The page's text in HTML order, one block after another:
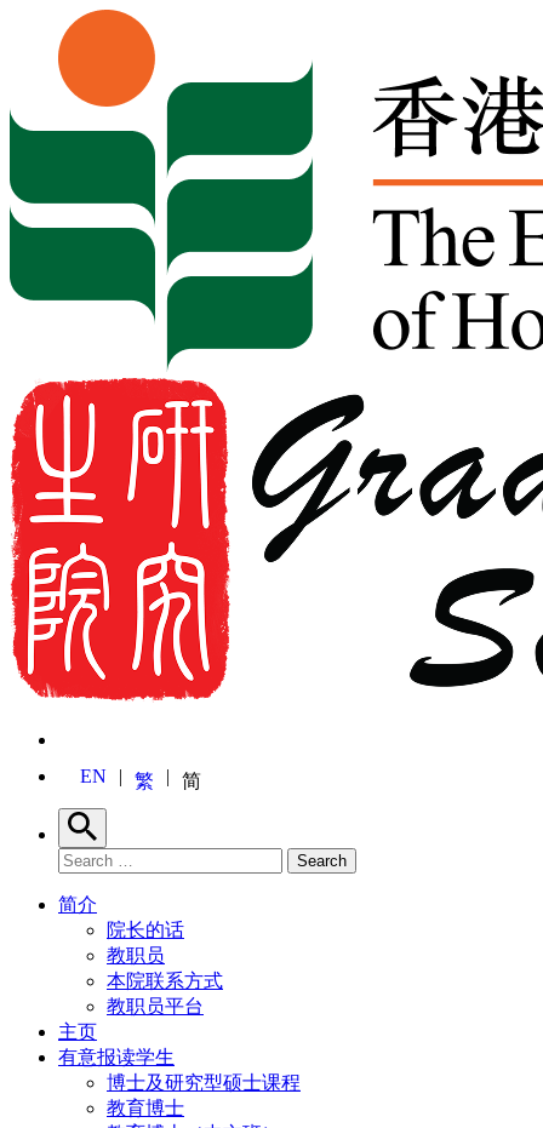
Skip to content
EN 繁 简
Search
Search for: Search
简介
院长的话
教职员
本院联系方式
教职员平台
主页
有意报读学生
博士及研究型硕士课程
教育博士